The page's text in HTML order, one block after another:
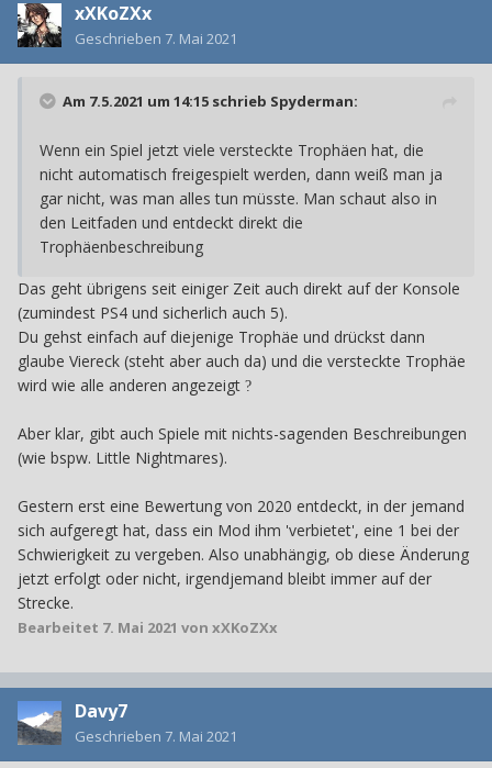
xXKoZXx
Geschrieben 7. Mai 2021
Am 7.5.2021 um 14:15 schrieb Spyderman:
Wenn ein Spiel jetzt viele versteckte Trophäen hat, die
nicht automatisch freigespielt werden, dann weiß man ja
gar nicht, was man alles tun müsste. Man schaut also in
den Leitfaden und entdeckt direkt die
Trophäenbeschreibung
Das geht übrigens seit einiger Zeit auch direkt auf der Konsole
(zumindest PS4 und sicherlich auch 5).
Du gehst einfach auf diejenige Trophäe und drückst dann
glaube Viereck (steht aber auch da) und die versteckte Trophäe
wird wie alle anderen angezeigt ?
Aber klar, gibt auch Spiele mit nichts-sagenden Beschreibungen
(wie bspw. Little Nightmares).
Gestern erst eine Bewertung von 2020 entdeckt, in der jemand
sich aufgeregt hat, dass ein Mod ihm 'verbietet', eine 1 bei der
Schwierigkeit zu vergeben. Also unabhängig, ob diese Änderung
jetzt erfolgt oder nicht, irgendjemand bleibt immer auf der
Strecke.
Bearbeitet 7. Mai 2021 von xXKoZXx
Davy7
Geschrieben 7. Mai 2021